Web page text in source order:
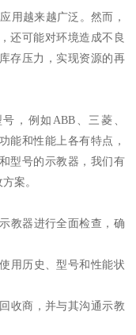
用越来越广泛。然而，
还可能对环境造成不良
存压力，实现资源的再
，例如ABB、三菱、
能和性能上各有特点，
型号的示教器，我们有
案。
教器进行全面检查，确
用历史、型号和性能状
收商，并与其沟通示教